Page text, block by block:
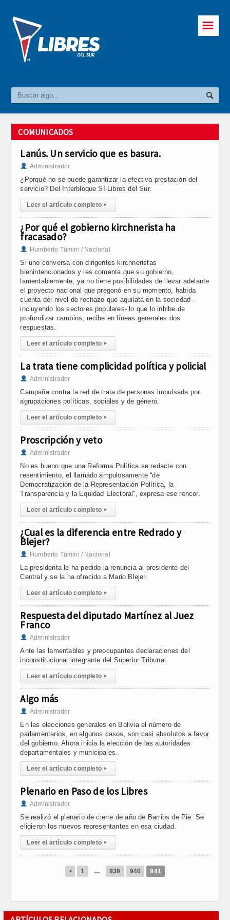
☰
COMUNICADOS
Lanús. Un servicio que es basura.
Administrador
¿Porqué no se puede garantizar la efectiva prestación del
servicio? Del Interbloque SI-Libres del Sur.
Leer el artículo completo ▸
¿Por qué el gobierno kirchnerista ha
fracasado?
Humberto Tumini / Nacional
Si uno conversa con dirigentes kirchneristas
bienintencionados y les comenta que su gobierno,
lamentablemente, ya no tiene posibilidades de llevar adelante
el proyecto nacional que pregonó en su momento, habida
cuenta del nivel de rechazo que aquilata en la sociedad -
incluyendo los sectores populares- lo que lo inhibe de
profundizar cambios, recibe en líneas generales dos
respuestas.
Leer el artículo completo ▸
La trata tiene complicidad política y policial
Administrador
Campaña contra la red de trata de personas impulsada por
agrupaciones políticas, sociales y de género.
Leer el artículo completo ▸
Proscripción y veto
Administrador
No es bueno que una Reforma Política se redacte con
resentimiento, el llamado ampulosamente “de
Democratización de la Representación Política, la
Transparencia y la Equidad Electoral”, expresa ese rencor.
Leer el artículo completo ▸
¿Cual es la diferencia entre Redrado y
Blejer?
Humberto Tumini / Nacional
La presidenta le ha pedido la renuncia al presidente del
Central y se la ha ofrecido a Mario Blejer.
Leer el artículo completo ▸
Respuesta del diputado Martínez al Juez
Franco
Administrador
Ante las lamentables y preocupantes declaraciones del
inconstitucional integrante del Superior Tribunal.
Leer el artículo completo ▸
Algo más
Administrador
En las elecciones generales en Bolivia el número de
parlamentarios, en algunos casos, son casi absolutos a favor
del gobierno. Ahora inicia la elección de las autoridades
departamentales y municipales.
Leer el artículo completo ▸
Plenario en Paso de los Libres
Administrador
Se realizó el plenario de cierre de año de Barrios de Pie. Se
eligieron los nuevos representantes en esa ciudad.
Leer el artículo completo ▸
◂ 1 … 939 940 941